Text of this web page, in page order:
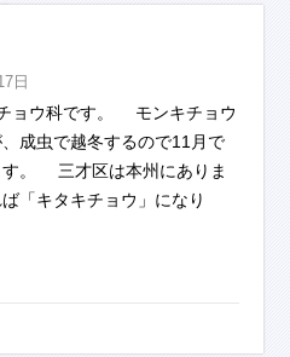
日
ョウ科です。 モンキチョウ
成虫で越冬するので11月で
す。 三才区は本州にありま
「キタキチョウ」になり